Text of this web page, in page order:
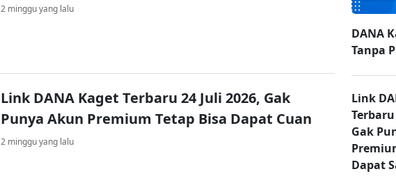
2 minggu yang lalu
Link DANA Kaget Terbaru 24 Juli 2026, Gak
Punya Akun Premium Tetap Bisa Dapat Cuan
2 minggu yang lalu
DANA
Tanpa
Link
Gak
Dapat